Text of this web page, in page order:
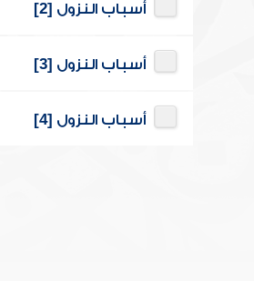
أسباب النزول [2]
أسباب النزول [3]
أسباب النزول [4]